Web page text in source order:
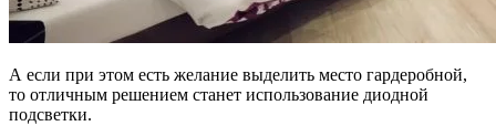
А если при этом есть желание выделить место гардеробной,
то отличным решением станет использование диодной
подсветки.